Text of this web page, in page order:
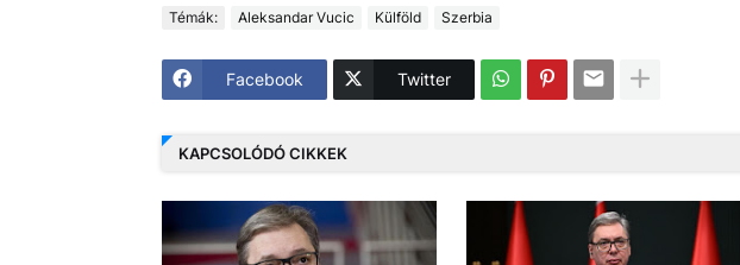
Témák: Aleksandar Vucic Külföld Szerbia
Facebook Twitter
KAPCSOLÓDÓ CIKKEK